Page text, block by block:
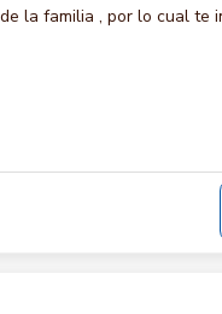
la familia , por lo cual te